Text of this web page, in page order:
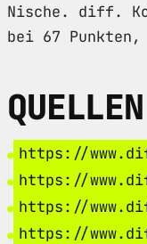
Nische. diff.
bei 67 Punkten,
https://
https://
https://
https://